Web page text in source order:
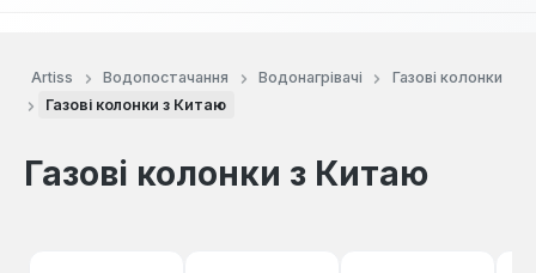
Artiss Водопостачання Водонагрівачі
Газові колонки
Газові колонки з Китаю
Газові колонки з Китаю